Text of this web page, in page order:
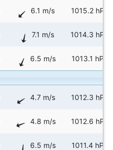
6.1 m/s 1015.2 hPa
7.1 m/s 1014.3 hPa
6.5 m/s 1013.1 hPa
4.7 m/s 1012.3 hPa
4.8 m/s 1012.6 hPa
6.5 m/s 1011.4 hPa